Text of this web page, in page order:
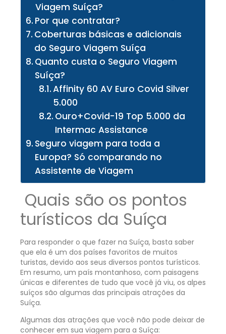
Viagem Suíça?
Por que contratar?
Coberturas básicas e adicionais
do Seguro Viagem Suíça
Quanto custa o Seguro Viagem
Suíça?
Affinity 60 AV Euro Covid Silver
5.000
Ouro+Covid-19 Top 5.000 da
Intermac Assistance
Seguro viagem para toda a
Europa? Só comparando no
Assistente de Viagem
Quais são os pontos
turísticos da Suíça
Para responder o que fazer na Suíça, basta saber
que ela é um dos países favoritos de muitos
turistas, devido aos seus diversos pontos turísticos.
Em resumo, um país montanhoso, com paisagens
únicas e diferentes de tudo que você já viu, os alpes
suíços são algumas das principais atrações da
Suíça.
Algumas das atrações que você não pode deixar de
conhecer em sua viagem para a Suíça: